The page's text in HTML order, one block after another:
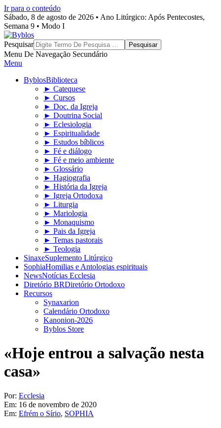
Ir para o conteúdo
Sábado, 8 de agosto de 2026 • Ano Litúrgico: Após Pentecostes,
Semana 9 • Modo I
Byblos
Pesquisar
Menu De Navegação Secundário
Menu
ByblosBiblioteca
► Catequese
► Cursos
► Doc. da Igreja
► Doutrina Social
► Eclesiologia
► Espiritualidade
► Estudos bíblicos
► Fé e diálogo
► Fé e meio ambiente
► Glossário
► Hagiografia
► História da Igreja
► Igreja Ortodoxa
► Liturgia
► Mariologia
► Monaquismo
► Pais da Igreja
► Temas pastorais
► Teologia
SinaxeSuplemento Litúrgico
SophiaHomilias e Antologias espirituais
NewsNotícias Ecclesia
Diretório BRDiretório Ortodoxo
Recursos
Synaxarion
Calendário Ortodoxo
Kanonion-2026
Byblos Store
«Hoje entrou a salvação nesta
casa»
Por: Ecclesia
Em: 16 de novembro de 2020
Em: Efrém o Sírio, SOPHIA